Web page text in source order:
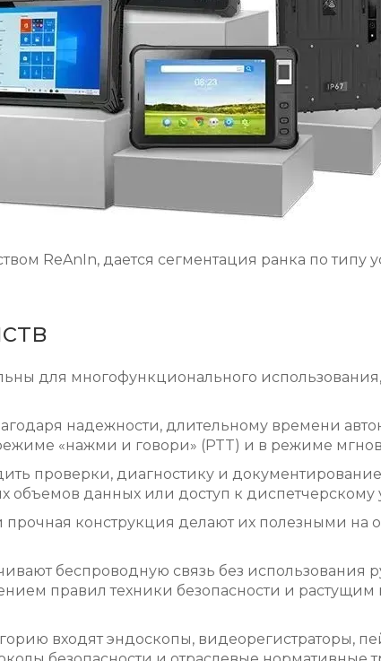
ReAnIn, дается сегментация ранка по типу
для многофункционального
надежности, длительному времени
«нажми и говори» (PTT) и в режиме
проверки, диагностику и
объемов данных или доступ к
конструкция делают их полезными на
беспроводную связь без
правил техники безопасности и
входят эндоскопы,